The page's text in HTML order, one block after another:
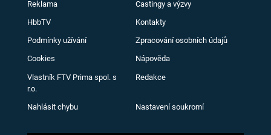
Reklama Castingy a výzvy
HbbTV Kontakty
Podmínky užívání Zpracování osobních údajů
Cookies Nápověda
Vlastník FTV Prima spol. s
r.o.
Redakce
Nahlásit chybu Nastavení soukromí